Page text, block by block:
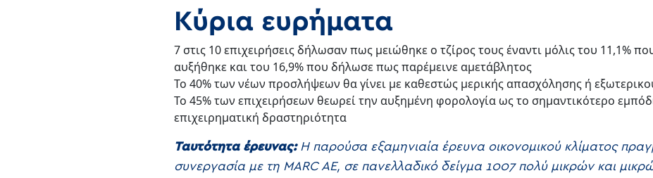
Κύρια ευρήματα
7 στις 10 επιχειρήσεις δήλωσαν πως μειώθηκε ο τζίρος τους έναντι μόλις του 11,1%
αυξήθηκε και του 16,9% που δήλωσε πως παρέμεινε αμετάβλητος
Το 40% των νέων προσλήψεων θα γίνει με καθεστώς μερικής απασχόλησης ή
Το 45% των επιχειρήσεων θεωρεί την αυξημένη φορολογία ως το σημαντικότερο
επιχειρηματική δραστηριότητα
Ταυτότητα έρευνας: Η παρούσα εξαμηνιαία έρευνα οικονομικού κλίματος
συνεργασία με τη MARC AE, σε πανελλαδικό δείγμα 1007 πολύ μικρών και